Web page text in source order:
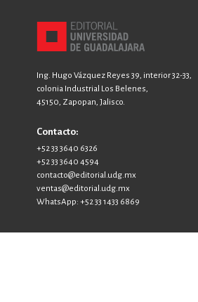
Ing. Hugo Vázquez Reyes 39, interior 32-33,
colonia Industrial Los Belenes,
45150, Zapopan, Jalisco.
Contacto:
+52 33 3640 6326
+52 33 3640 4594
contacto@editorial.udg.mx
ventas@editorial.udg.mx
WhatsApp: +52 33 1433 6869